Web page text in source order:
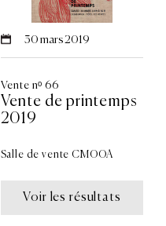
30 mars 2019
Vente nᵒ 66
Vente de printemps
2019
Salle de vente CMOOA
Voir les résultats